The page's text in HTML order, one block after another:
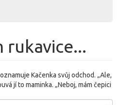
rukavice...
Kačenka svůj odchod. „Ale,
jí to maminka. „Neboj, mám čepici